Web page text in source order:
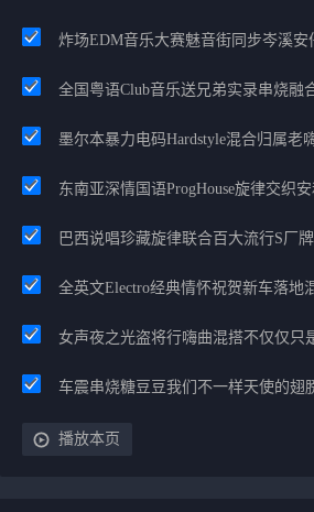
墨尔本暴力电码Hardstyle混合归属老
女声夜之光盗将行嗨曲混搭不仅仅只
播放本页